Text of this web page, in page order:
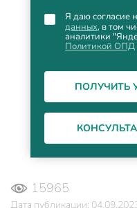
15965
Дата публикации:
Я даю согласие
данных, в том
аналитики
Политикой ОПД
ПОЛУЧИТЬ